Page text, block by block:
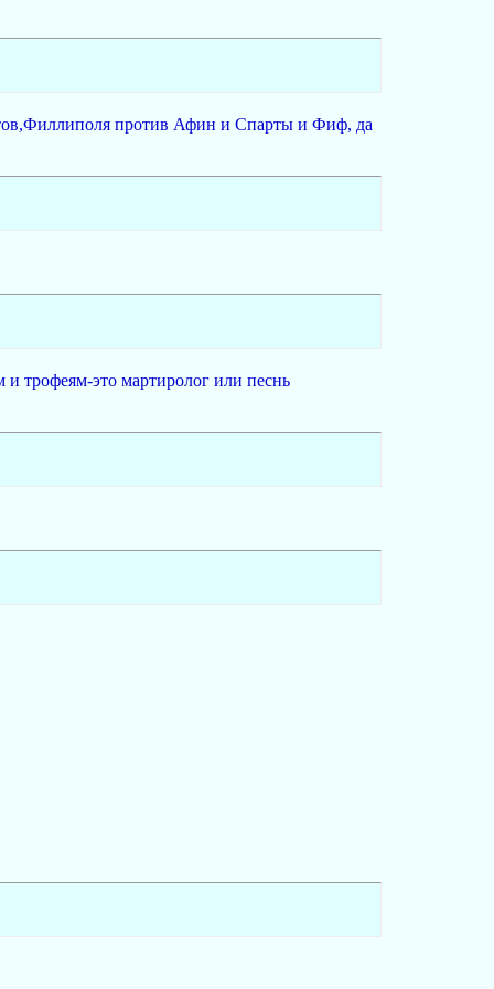
против Афин и Спарты и Фиф, да
и трофеям-это мартиролог или песнь